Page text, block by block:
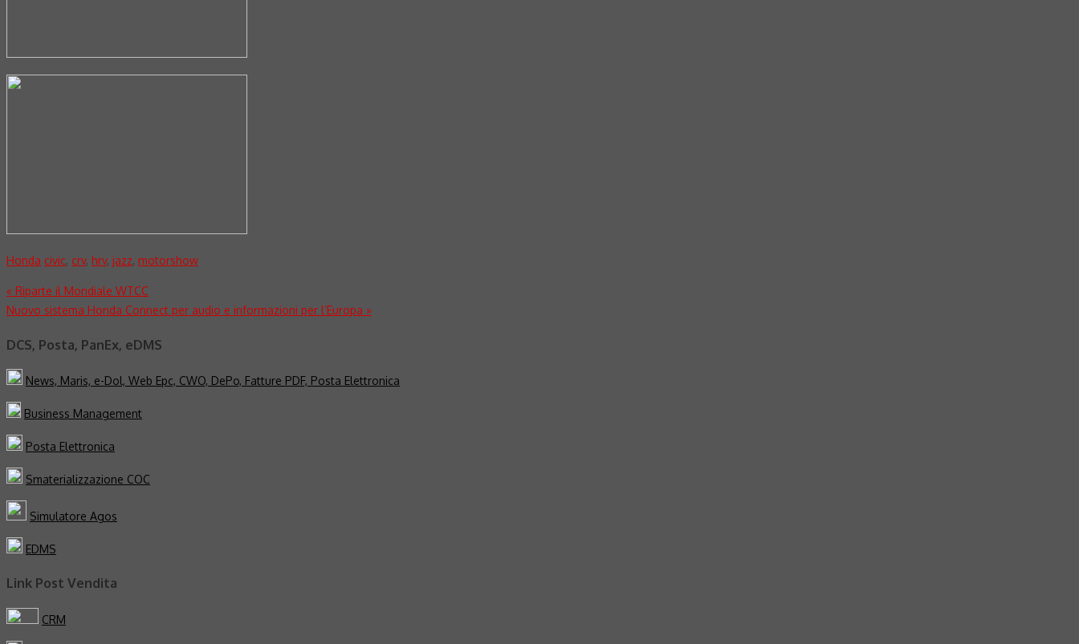
Honda civic, crv, hrv, jazz, motorshow
Navigazione
« Riparte il Mondiale WTCC
Nuovo sistema Honda Connect per audio e informazioni per l’Europa »
DCS, Posta, PanEx, eDMS
News, Maris, e-Dol, Web Epc, CWO, DePo, Fatture PDF, Posta Elettronica
Business Management
Posta Elettronica
Smaterializzazione COC
Simulatore Agos
EDMS
Link Post Vendita
CRM